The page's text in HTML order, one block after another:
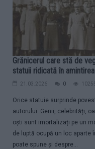
Grănicerul care stă de
statuii ridicată în
21.03.2026 0
Orice statuie surprinde
autorului. Genii, celebrități,
oști sunt imortalizați pe un
de luptă ocupă un loc aparte
poate spune și despre...